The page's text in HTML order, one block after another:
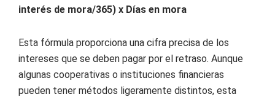
interés de mora/365) x Días en mora
Esta fórmula proporciona una cifra precisa de los
intereses que se deben pagar por el retraso. Aunque
algunas cooperativas o instituciones financieras
pueden tener métodos ligeramente distintos, esta